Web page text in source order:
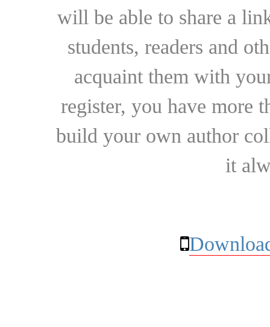
will be able to share a
students, readers and
acquaint them with
register, you have more
build your own author
it